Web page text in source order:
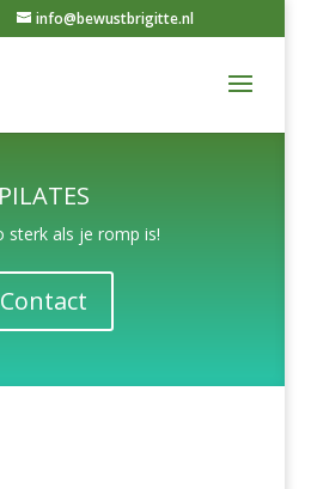
info@bewustbrigitte.nl
PILATES
sterk als je romp is!
Contact